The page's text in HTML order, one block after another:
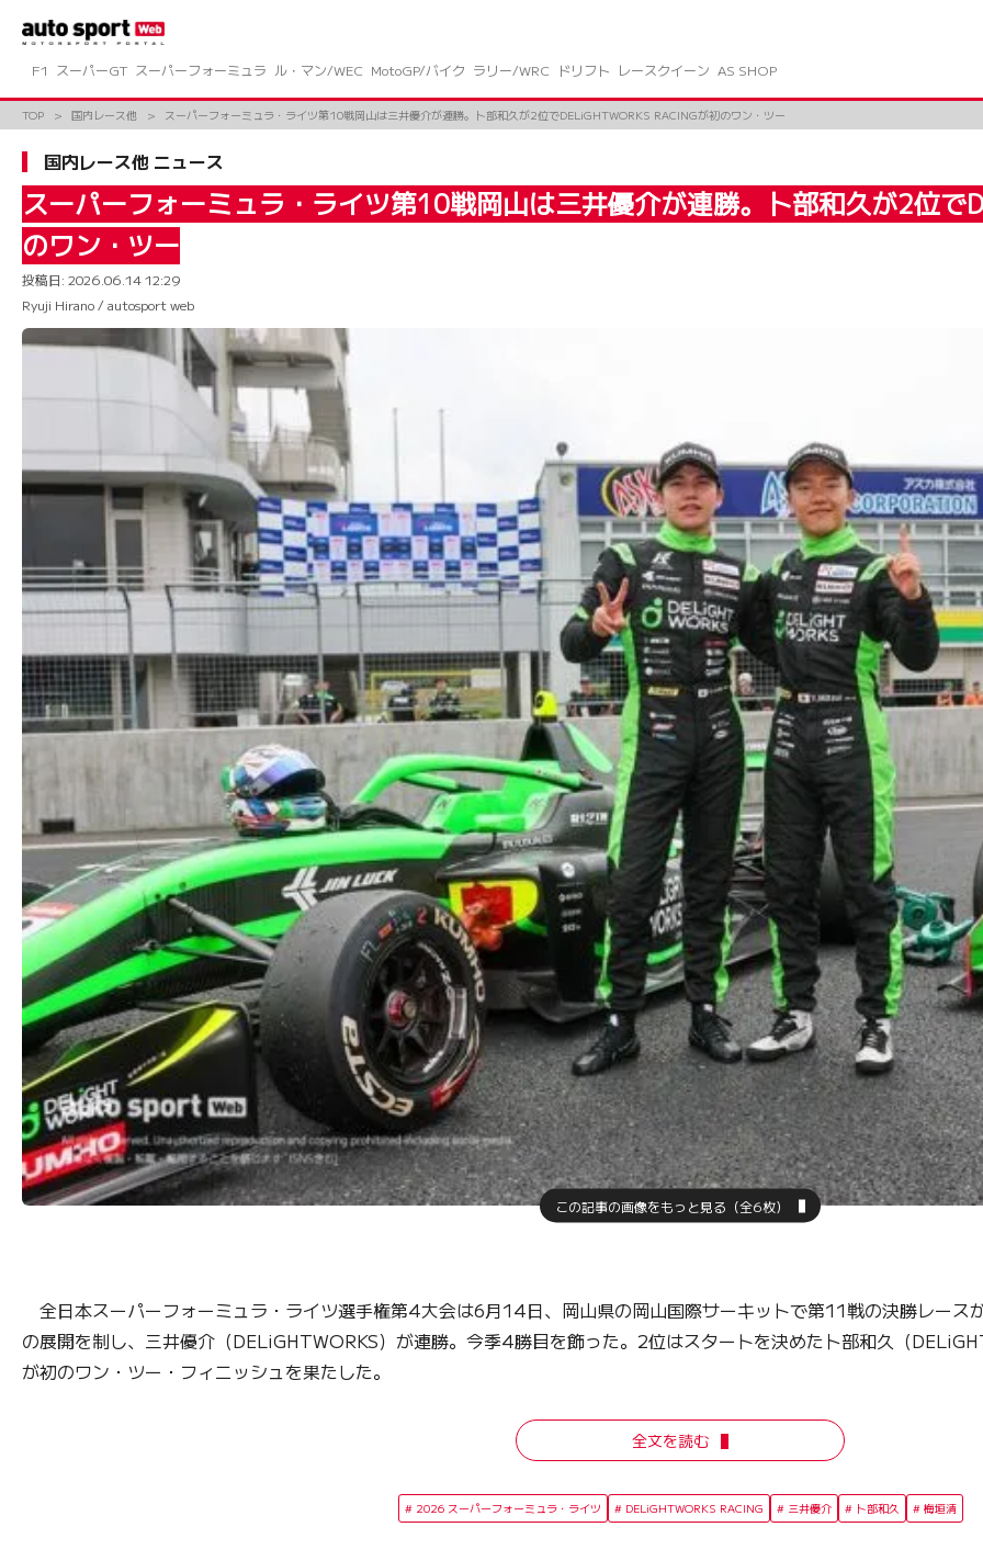
ツ
ス
F1 スーパーGT スーパーフォーミュラ ル・マン/WEC MotoGP/バイク ラリー/WRC ドリフト レースクイーン AS SHOP
TOP 国内レース他 スーパーフォーミュラ・ライツ第10戦岡山は三井優介が連勝。卜部和久が2位でDELiGHTWORKS RACINGが初のワン・ツー
国内レース他 ニュース
スーパーフォーミュラ・ライツ第10戦岡山は三井優介が連勝。卜部和久が2位で
のワン・ツー
投稿日: 2026.06.14 12:29
Ryuji Hirano / autosport web
この記事の画像をもっと見る（全6枚）
全日本スーパーフォーミュラ・ライツ選手権第4大会は6月14日、岡山県の岡山国際サーキットで第11戦の決勝レース
の展開を制し、三井優介（DELiGHTWORKS）が連勝。今季4勝目を飾った。2位はスタートを決めた卜部和久（
が初のワン・ツー・フィニッシュを果たした。
全文を読む
2026 スーパーフォーミュラ・ライツ DELiGHTWORKS RACING 三井優介 卜部和久 梅垣清